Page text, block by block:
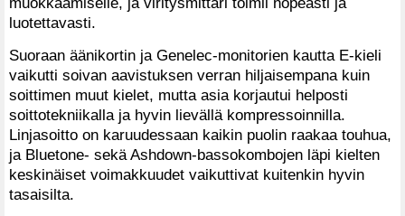
luotettavasti.
Suoraan äänikortin ja Genelec-monitorien kautta E-kieli
vaikutti soivan aavistuksen verran hiljaisempana kuin
soittimen muut kielet, mutta asia korjautui helposti
soittotekniikalla ja hyvin lievällä kompressoinnilla.
Linjasoitto on karuudessaan kaikin puolin raakaa touhua,
ja Bluetone- sekä Ashdown-bassokombojen läpi kielten
keskinäiset voimakkuudet vaikuttivat kuitenkin hyvin
tasaisilta.